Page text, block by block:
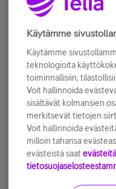
Älä jää paitsi –
Tilaa Telian uutiskirje
sähköpostiisi.
Tilaa nyt
Käytämme
Käytämme
teknologioita
toiminnallisiin,
Voit hallinnoida
sisältävät kolmansien
merkitsevät tietojen
Voit hallinnoida
milloin tahansa
evästeistä saat